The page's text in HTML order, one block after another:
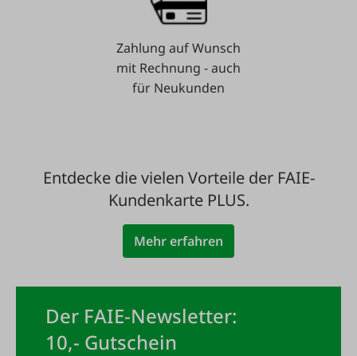
Zahlung auf Wunsch
mit Rechnung - auch
für Neukunden
Entdecke die vielen Vorteile der FAIE-
Kundenkarte PLUS.
Mehr erfahren
Der FAIE-Newsletter:
10,- Gutschein